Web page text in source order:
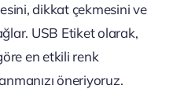
dikkat çekmesini ve
USB Etiket olarak,
en etkili renk
öneriyoruz.